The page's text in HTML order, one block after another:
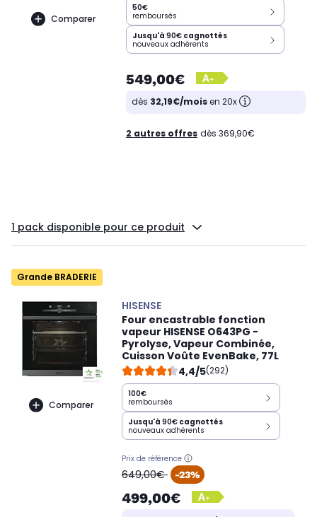
Comparer
50€
remboursés
Jusqu'à 90€ cagnottés
nouveaux adhérents
549,00€
dès 32,19€/moisen 20x
2 autres offres dès 369,90€
1 pack disponible pour ce produit
Grande BRADERIE
Comparer
HISENSE
Four encastrable fonction
vapeur HISENSE O643PG -
Pyrolyse, Vapeur Combinée,
Cuisson Voûte EvenBake, 77L
4,4/5(292)
100€
remboursés
Jusqu'à 90€ cagnottés
nouveaux adhérents
Prix de référence
oldPrice
649,00€ -23%
499,00€